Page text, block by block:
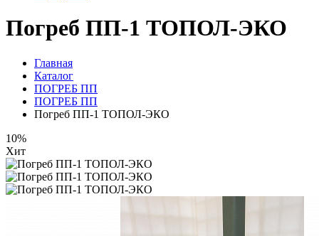
Погреб ПП-1 ТОПОЛ-ЭКО
Главная
Каталог
ПОГРЕБ ПП
ПОГРЕБ ПП
Погреб ПП-1 ТОПОЛ-ЭКО
10%
Хит